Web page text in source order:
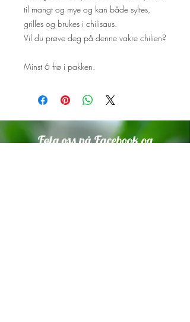
til mangt og mye og kan både syltes,
grilles og brukes i chilisaus.
Vil du prøve deg på denne vakre chilien?
Minst 6 frø i pakken.
Følg oss på Facebook og